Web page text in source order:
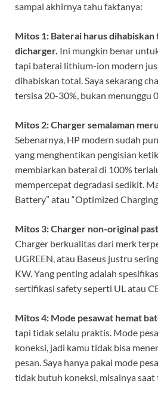
sampai akhirnya tahu faktanya:
Mitos 1: Baterai harus dihabiskan
dicharger. Ini mungkin benar
tapi baterai lithium-ion modern
dihabiskan total. Saya sekarang
tersisa 20-30%, bukan menunggu
Mitos 2: Charger semalaman
Sebenarnya, HP modern sudah
yang menghentikan pengisian
membiarkan baterai di 100%
mempercepat degradasi sedikit.
Battery” atau “Optimized
Mitos 3: Charger non-original
Charger berkualitas dari merk
UGREEN, atau Baseus justru
KW. Yang penting adalah
sertifikasi safety seperti UL atau
Mitos 4: Mode pesawat hemat
tapi tidak selalu praktis. Mode
koneksi, jadi kamu tidak bisa
pesan. Saya hanya pakai mode
tidak butuh koneksi, misalnya